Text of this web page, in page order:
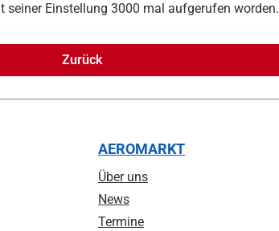
seiner Einstellung 3000 mal aufgerufen worden.
Zurück
AEROMARKT
Über uns
News
Termine